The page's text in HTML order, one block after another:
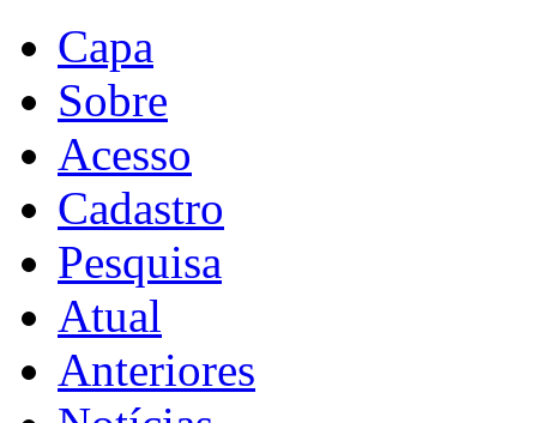
Capa
Sobre
Acesso
Cadastro
Pesquisa
Atual
Anteriores